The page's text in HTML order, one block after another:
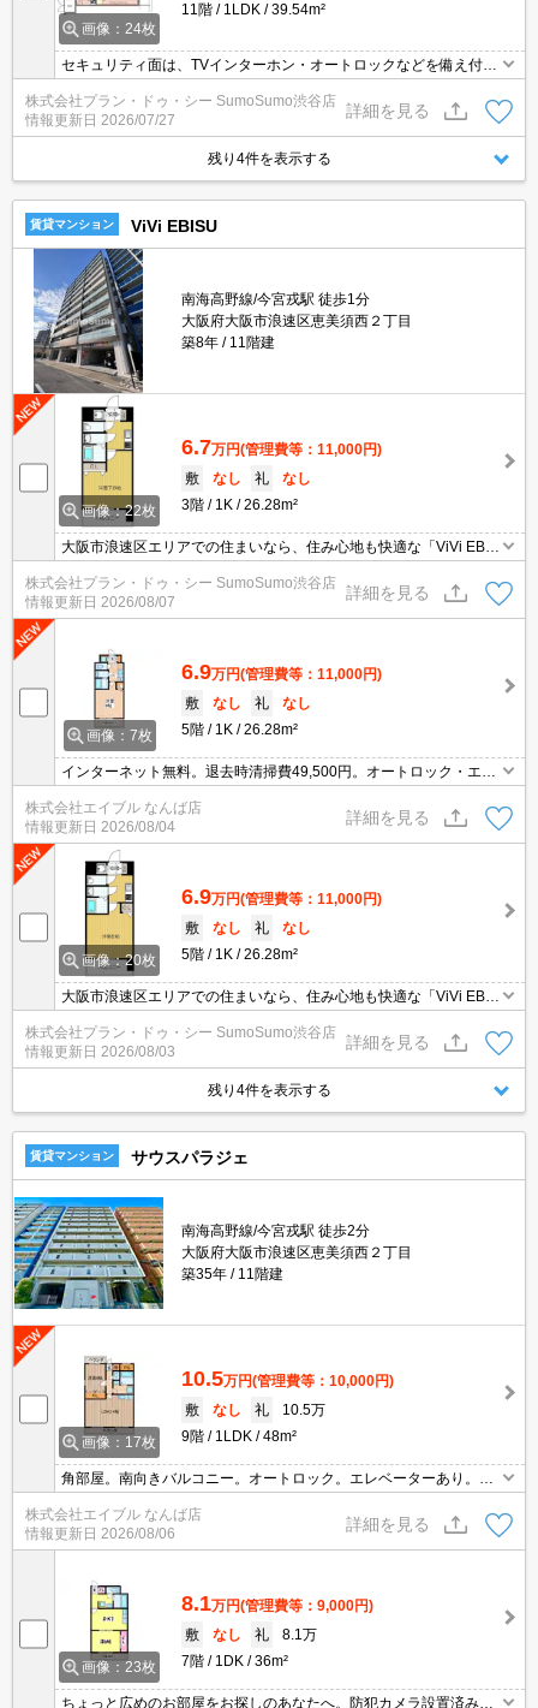
画像：24枚
11階
1LDK 39.54m²
セキュリティ面は、TVインターホン・オートロックなどを備え付け
し24時間OKなどが揃っており、とても充実しています。収納はシ
ューズボックス・クロゼットなど豊富なので、衣類や履き物の整理
株式会社プラン・ドゥ・シー SumoSumo渋谷店
情報更新日 2026/07/27
詳細を見る
残り4件を表示する
賃貸マンション ViVi EBISU
南海高野線/今宮戎駅 徒歩1分
大阪府大阪市浪速区恵美須西２丁目
築8年
11階建
画像：22枚
6.7万円(管理費等：11,000円)
敷
なし 礼
なし
3階
1K 26.28m²
大阪市浪速区エリアでの住まいなら、住み心地も快適な「ViVi EBIS
があります。セキュリティ面は、オートロック・TVインターホンな
どを設置しているので安全面でも優れております。
株式会社プラン・ドゥ・シー SumoSumo渋谷店
情報更新日 2026/08/07
詳細を見る
画像：7枚
6.9万円(管理費等：11,000円)
敷
なし 礼
なし
5階
1K 26.28m²
インターネット無料。退去時清掃費49,500円。オートロック・エレ
物干し付きで雨の日も安心です。
株式会社エイブル なんば店
情報更新日 2026/08/04
詳細を見る
画像：20枚
6.9万円(管理費等：11,000円)
敷
なし 礼
なし
5階
1K 26.28m²
大阪市浪速区エリアでの住まいなら、住み心地も快適な「ViVi EBIS
2分)がありちょっとした買い物に便利です。2つの沿線をご利用可能
で、電車でのお出かけがしやすい立地です。
株式会社プラン・ドゥ・シー SumoSumo渋谷店
情報更新日 2026/08/03
詳細を見る
残り4件を表示する
賃貸マンション サウスパラジェ
南海高野線/今宮戎駅 徒歩2分
大阪府大阪市浪速区恵美須西２丁目
築35年
11階建
画像：17枚
10.5万円(管理費等：10,000円)
敷
なし 礼
10.5万
9階
1LDK 48m²
角部屋。南向きバルコニー。オートロック。エレベーターあり。TV
グ料金27,500円。
株式会社エイブル なんば店
情報更新日 2026/08/06
詳細を見る
画像：23枚
8.1万円(管理費等：9,000円)
敷
なし 礼
8.1万
7階
1DK 36m²
ちょっと広めのお部屋をお探しのあなたへ。防犯カメラ設置済みな